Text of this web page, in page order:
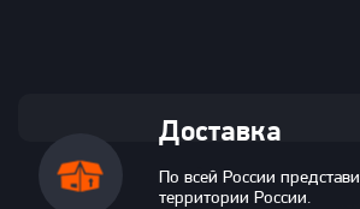
Доставка
По всей России
территории России.